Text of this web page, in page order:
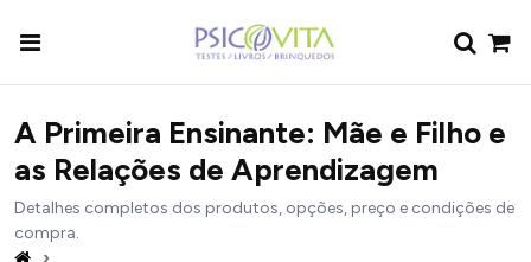
A Primeira Ensinante: Mãe e Filho e
as Relações de Aprendizagem
Detalhes completos dos produtos, opções, preço e condições de
compra.